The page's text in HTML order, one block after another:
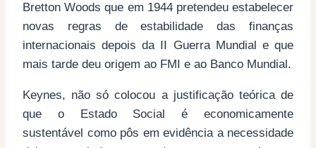
Bretton Woods que em 1944 pretendeu estabelecer
novas regras de estabilidade das finanças
internacionais depois da II Guerra Mundial e que
mais tarde deu origem ao FMI e ao Banco Mundial.
Keynes, não só colocou a justificação teórica de
que o Estado Social é economicamente
sustentável como pôs em evidência a necessidade